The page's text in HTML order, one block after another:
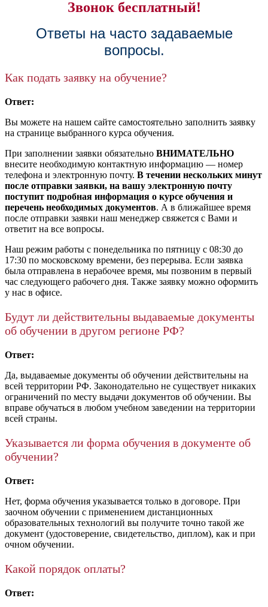
Звонок бесплатный!
Ответы на часто задаваемые
вопросы.
Как подать заявку на обучение?
Ответ:
Вы можете на нашем сайте самостоятельно заполнить заявку
на странице выбранного курса обучения.
При заполнении заявки обязательно ВНИМАТЕЛЬНО
внесите необходимую контактную информацию — номер
телефона и электронную почту. В течении нескольких минут
после отправки заявки, на вашу электронную почту
поступит подробная информация о курсе обучения и
перечень необходимых документов. А в ближайшее время
после отправки заявки наш менеджер свяжется с Вами и
ответит на все вопросы.
Наш режим работы с понедельника по пятницу с 08:30 до
17:30 по московскому времени, без перерыва. Если заявка
была отправлена в нерабочее время, мы позвоним в первый
час следующего рабочего дня. Также заявку можно оформить
у нас в офисе.
Будут ли действительны выдаваемые документы
об обучении в другом регионе РФ?
Ответ:
Да, выдаваемые документы об обучении действительны на
всей территории РФ. Законодательно не существует никаких
ограничений по месту выдачи документов об обучении. Вы
вправе обучаться в любом учебном заведении на территории
всей страны.
Указывается ли форма обучения в документе об
обучении?
Ответ:
Нет, форма обучения указывается только в договоре. При
заочном обучении с применением дистанционных
образовательных технологий вы получите точно такой же
документ (удостоверение, свидетельство, диплом), как и при
очном обучении.
Какой порядок оплаты?
Ответ: